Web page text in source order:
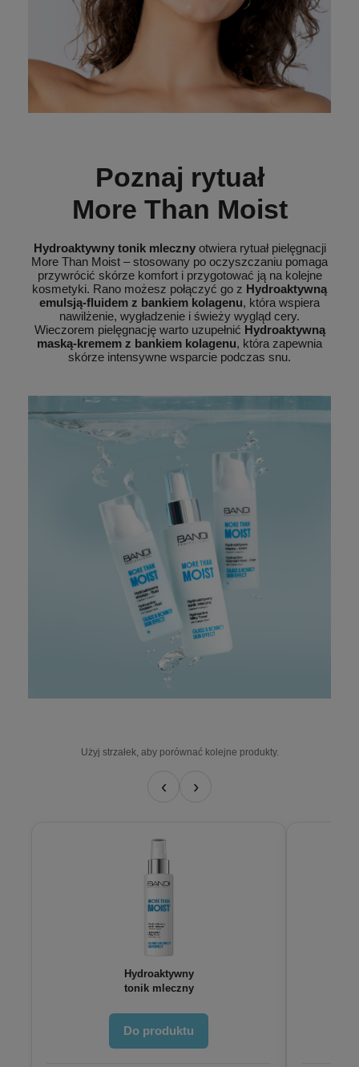
Poznaj rytuał
More Than Moist
Hydroaktywny tonik mlecznyotwiera rytuał pielęgnacji
More Than Moist – stosowany po oczyszczaniu pomaga
przywrócić skórze komfort i przygotować ją na kolejne
kosmetyki. Rano możesz połączyć go z Hydroaktywną
emulsją-fluidem z bankiem kolagenu, która wspiera
nawilżenie, wygładzenie i świeży wygląd cery.
Wieczorem pielęgnację warto uzupełnić Hydroaktywną
maską-kremem z bankiem kolagenu, która zapewnia
skórze intensywne wsparcie podczas snu.
Użyj strzałek, aby porównać kolejne produkty.
‹ ›
Hydroaktywny
tonik mleczny
Do produktu